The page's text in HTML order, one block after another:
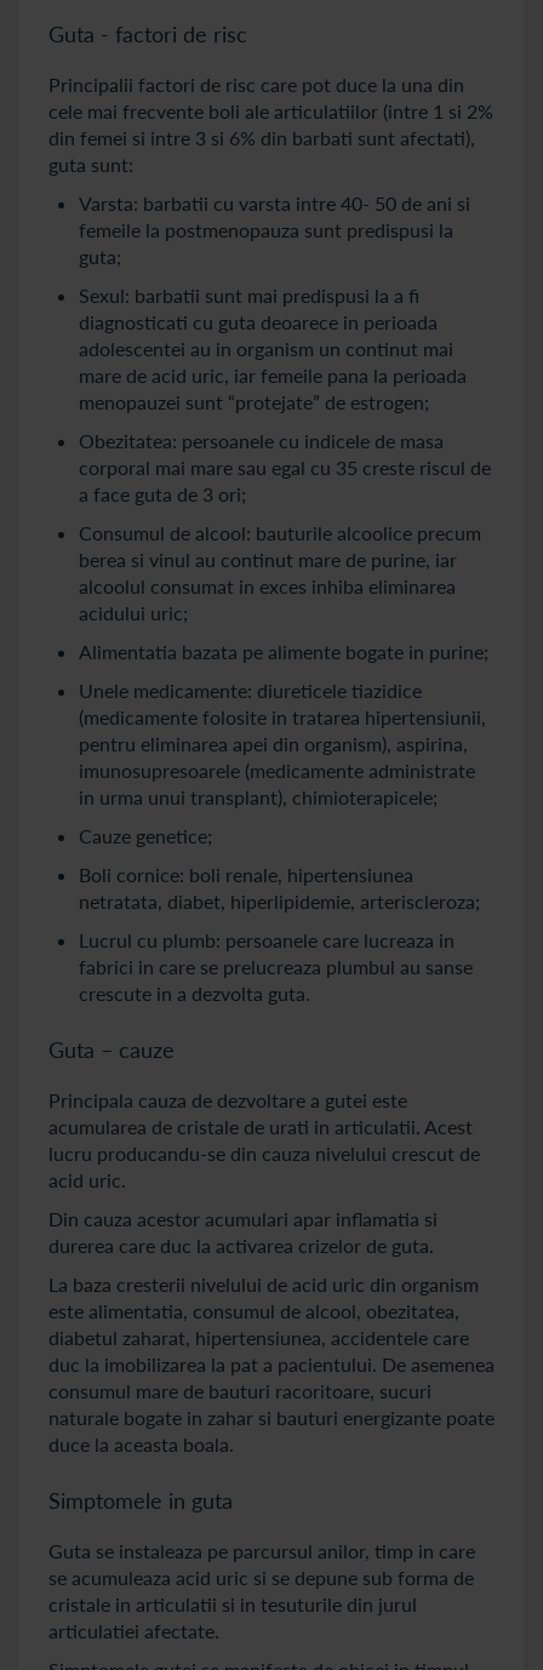
Guta - factori de risc
Principalii factori de risc care pot duce la una din
cele mai frecvente boli ale articulatiilor (intre 1 si 2%
din femei si intre 3 si 6% din barbati sunt afectati),
guta sunt:
Varsta: barbatii cu varsta intre 40- 50 de ani si
femeile la postmenopauza sunt predispusi la
guta;
Sexul: barbatii sunt mai predispusi la a fi
diagnosticati cu guta deoarece in perioada
adolescentei au in organism un continut mai
mare de acid uric, iar femeile pana la perioada
menopauzei sunt “protejate” de estrogen;
Obezitatea: persoanele cu indicele de masa
corporal mai mare sau egal cu 35 creste riscul de
a face guta de 3 ori;
Consumul de alcool: bauturile alcoolice precum
berea si vinul au continut mare de purine, iar
alcoolul consumat in exces inhiba eliminarea
acidului uric;
Alimentatia bazata pe alimente bogate in purine;
Unele medicamente: diureticele tiazidice
(medicamente folosite in tratarea hipertensiunii,
pentru eliminarea apei din organism), aspirina,
imunosupresoarele (medicamente administrate
in urma unui transplant), chimioterapicele;
Cauze genetice;
Boli cornice: boli renale, hipertensiunea
netratata, diabet, hiperlipidemie, arteriscleroza;
Lucrul cu plumb: persoanele care lucreaza in
fabrici in care se prelucreaza plumbul au sanse
crescute in a dezvolta guta.
Guta – cauze
Principala cauza de dezvoltare a gutei este
acumularea de cristale de urati in articulatii. Acest
lucru producandu-se din cauza nivelului crescut de
acid uric.
Din cauza acestor acumulari apar inflamatia si
durerea care duc la activarea crizelor de guta.
La baza cresterii nivelului de acid uric din organism
este alimentatia, consumul de alcool, obezitatea,
diabetul zaharat, hipertensiunea, accidentele care
duc la imobilizarea la pat a pacientului. De asemenea
consumul mare de bauturi racoritoare, sucuri
naturale bogate in zahar si bauturi energizante poate
duce la aceasta boala.
Simptomele in guta
Guta se instaleaza pe parcursul anilor, timp in care
se acumuleaza acid uric si se depune sub forma de
cristale in articulatii si in tesuturile din jurul
articulatiei afectate.